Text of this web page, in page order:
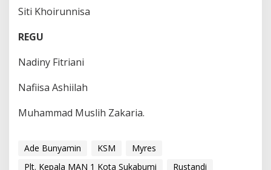
Siti Khoirunnisa
REGU
Nadiny Fitriani
Nafiisa Ashiilah
Muhammad Muslih Zakaria.
Ade Bunyamin KSM
Myres
Plt. Kepala MAN 1 Kota Sukabumi
Rustandi